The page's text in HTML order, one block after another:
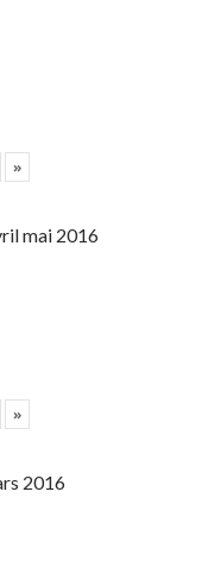
»
mai 2016
»
2016